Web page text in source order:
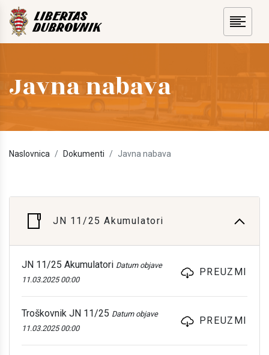
Javna nabava
Naslovnica Dokumenti Javna nabava
JN 11/25 Akumulatori
JN 11/25 Akumulatori Datum objave
11.03.2025 00:00
PREUZMI
Troškovnik JN 11/25 Datum objave
11.03.2025 00:00
PREUZMI